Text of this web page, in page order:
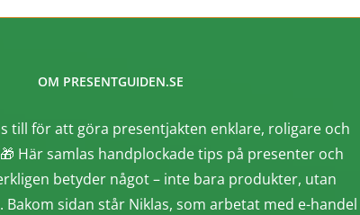
OM PRESENTGUIDEN.SE
till för att göra presentjakten enklare, roligare och
Här samlas handplockade tips på presenter och
betyder något – inte bara produkter, utan
Bakom sidan står Niklas, som arbetat med e-handel